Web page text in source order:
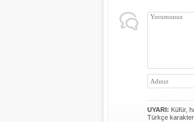
UYARI: Küfür,
Türkçe karakter